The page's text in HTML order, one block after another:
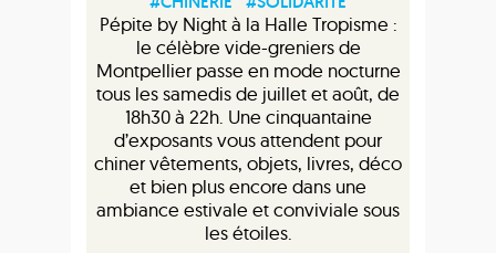
Pépite by Night à la Halle Tropisme :
le célèbre vide-greniers de
Montpellier passe en mode nocturne
tous les samedis de juillet et août, de
18h30 à 22h. Une cinquantaine
d’exposants vous attendent pour
chiner vêtements, objets, livres, déco
et bien plus encore dans une
ambiance estivale et conviviale sous
les étoiles.